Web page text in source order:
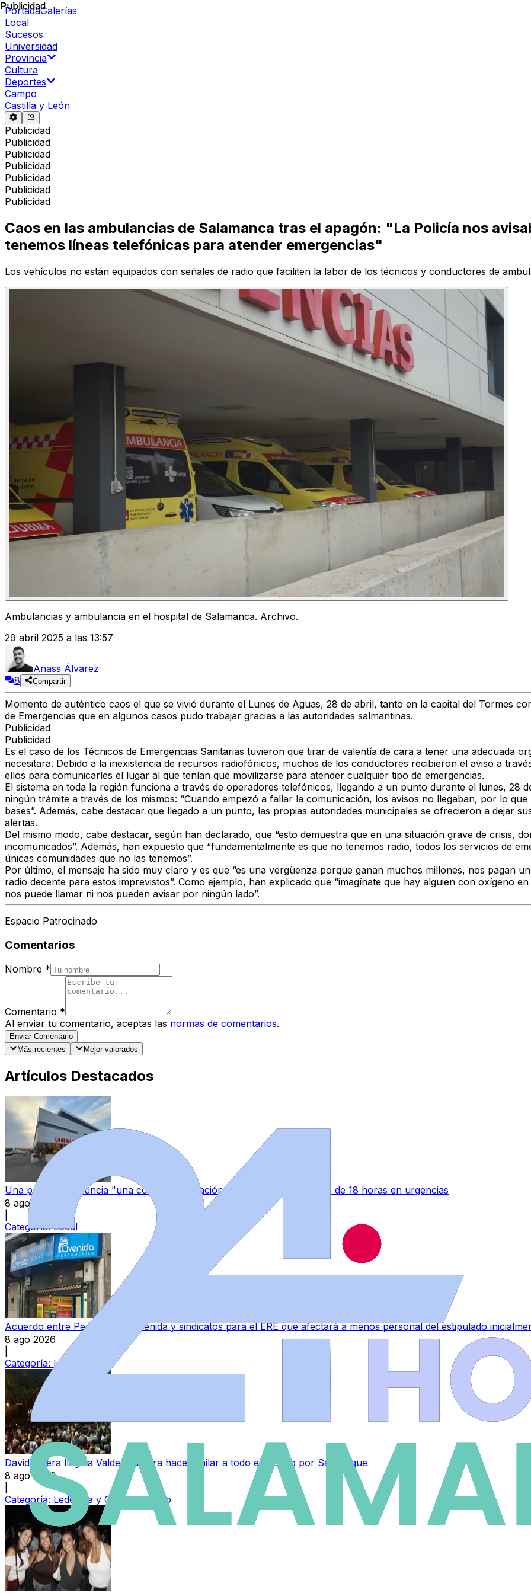
PortadaGalerías
Local
Sucesos
Universidad
Provincia
Cultura
Deportes
Campo
Castilla y León
Publicidad
Publicidad
Publicidad
Publicidad
Publicidad
Publicidad
Publicidad
Publicidad
Caos en las ambulancias de Salamanca tras el apagón: "La Policía nos
tenemos líneas telefónicas para atender emergencias"
Los vehículos no están equipados con señales de radio que faciliten la labor de los técnicos y conductores de
Ambulancias y ambulancia en el hospital de Salamanca. Archivo.
29 abril 2025 a las 13:57
Anass Álvarez
8
Compartir
Momento de auténtico caos el que se vivió durante el Lunes de Aguas, 28 de abril, tanto en la capital del Tormes
de Emergencias que en algunos casos pudo trabajar gracias a las autoridades salmantinas.
Publicidad
Publicidad
Es el caso de los Técnicos de Emergencias Sanitarias tuvieron que tirar de valentía de cara a tener una adecuada
necesitara. Debido a la inexistencia de recursos radiofónicos, muchos de los conductores recibieron el aviso a
ellos para comunicarles el lugar al que tenían que movilizarse para atender cualquier tipo de emergencias.
El sistema en toda la región funciona a través de operadores telefónicos, llegando a un punto durante el lunes, 28
ningún trámite a través de los mismos: “Cuando empezó a fallar la comunicación, los avisos no llegaban, por lo
bases”. Además, cabe destacar que llegado a un punto, las propias autoridades municipales se ofrecieron a dejar
alertas.
Del mismo modo, cabe destacar, según han declarado, que “esto demuestra que en una situación grave de crisis,
incomunicados”. Además, han expuesto que “fundamentalmente es que no tenemos radio, todos los servicios de
únicas comunidades que no las tenemos”.
Por último, el mensaje ha sido muy claro y es que “es una vergüenza porque ganan muchos millones, nos pagan
radio decente para estos imprevistos”. Como ejemplo, han explicado que “imagínate que hay alguien con oxígeno
nos puede llamar ni nos pueden avisar por ningún lado”.
Espacio Patrocinado
Comentarios
Nombre *
Comentario *
Al enviar tu comentario, aceptas las normas de comentarios.
Enviar Comentario
Más recientes
Mejor valorados
Artículos Destacados
Una paciente denuncia "una continua sensación de abandono" tras más de 18 horas en urgencias
8 ago 2026
Categoría:Local
Acuerdo entre Perfumerías Avenida y sindicatos para el ERE que afectará a menos personal del estipulado
8 ago 2026
Categoría: Local
David Civera llega a Valdelosa para hacer bailar a todo el mundo por San Roque
8 ago 2026
Categoría: Ledesma y Campo Charro
Publicidad